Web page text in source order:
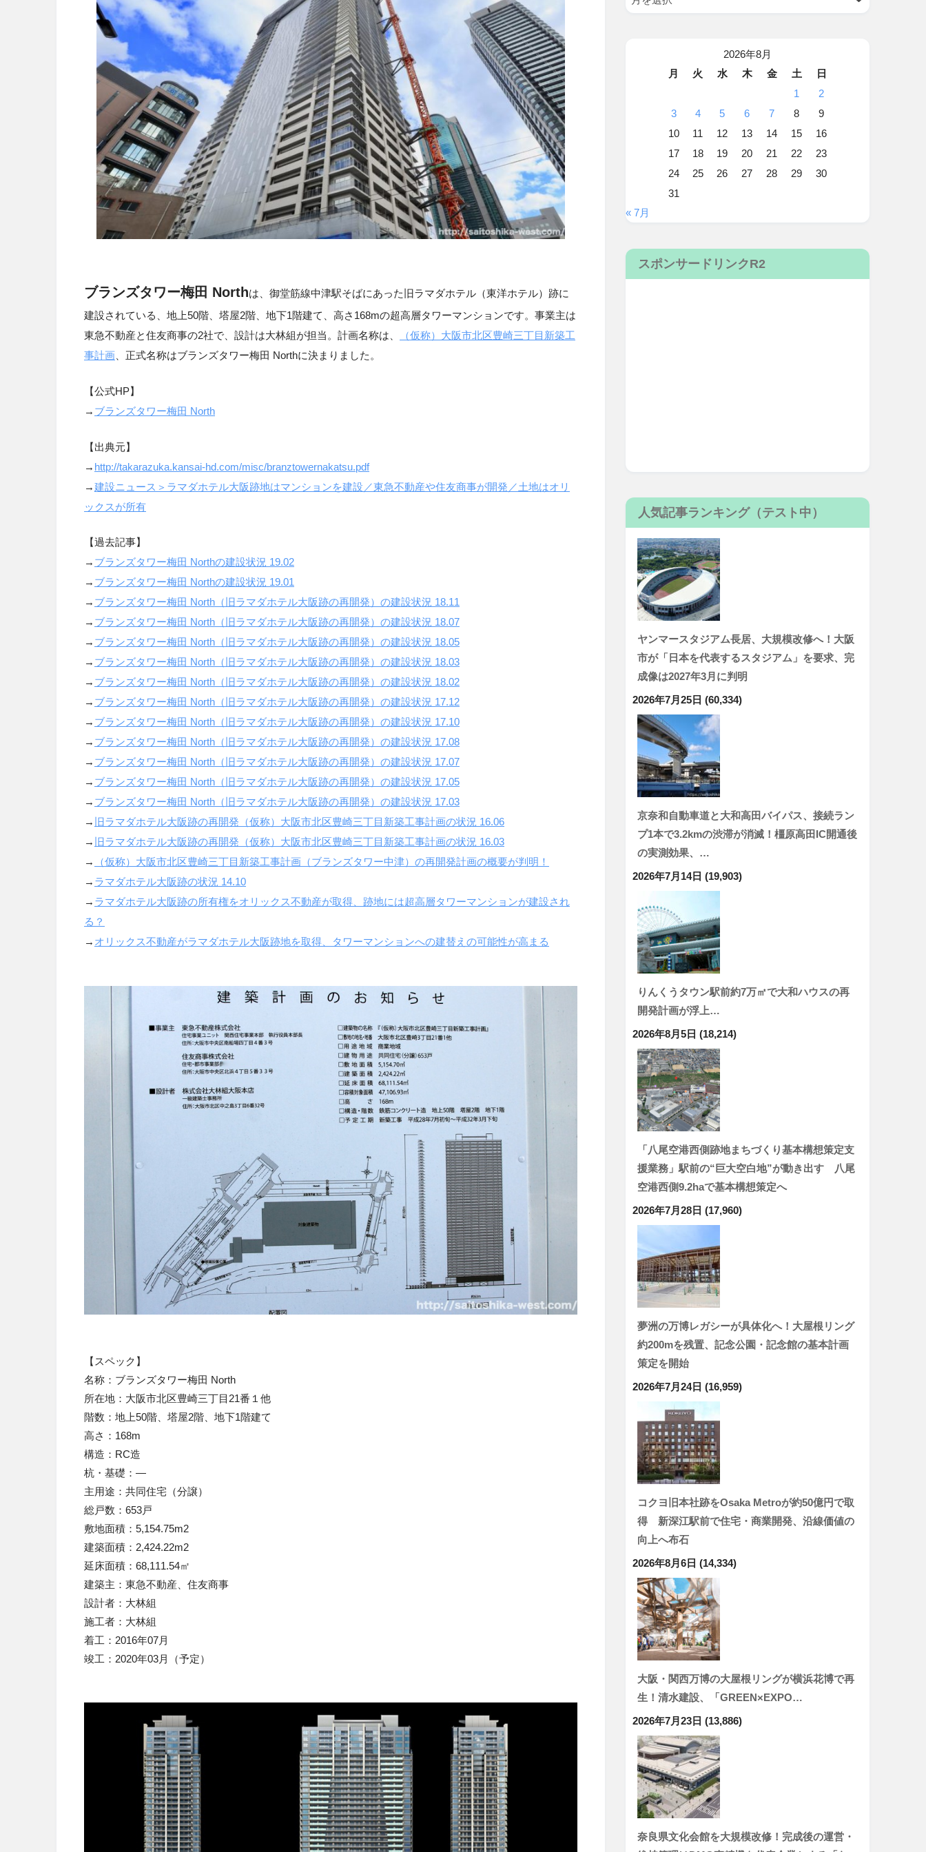
ブランズタワー梅田 Northは、御堂筋線中津駅そばにあった 旧ラマダホテル（東洋ホテル）跡に
建設されている、 地上50階、塔屋2階、地下1階建て、高さ168mの超高層タワーマンションです。事業主は
東急不動産と住友商事の2社で、設計は大林組が担当。計画名称は、
（仮称）大阪市北区豊崎三丁目新築工
事計画 、正式名称はブランズタワー梅田 Northに決まりました。
【公式HP】
→ ブランズタワー梅田 North
【出典元】
→ http://takarazuka.kansai-hd.com/misc/branztowernakatsu.pdf
→建設ニュース＞ラマダホテル大阪跡地はマンションを建設／東急不動産や住友商事が開発／土地はオリ
ックスが所有
【過去記事】
→ ブランズタワー梅田 Northの建設状況 19.02
→ ブランズタワー梅田 Northの建設状況 19.01
→ ブランズタワー梅田 North （旧ラマダホテル大阪跡の再開発）の建設状況 18.11
→ ブランズタワー梅田 North （旧ラマダホテル大阪跡の再開発）の建設状況 18.07
→ ブランズタワー梅田 North （旧ラマダホテル大阪跡の再開発）の建設状況 18.05
→ ブランズタワー梅田 North （旧ラマダホテル大阪跡の再開発）の建設状況 18.03
→ ブランズタワー梅田 North （旧ラマダホテル大阪跡の再開発）の建設状況 18.02
→ ブランズタワー梅田 North （旧ラマダホテル大阪跡の再開発）の建設状況 17.12
→ ブランズタワー梅田 North （旧ラマダホテル大阪跡の再開発）の建設状況 17.10
→ ブランズタワー梅田 North （旧ラマダホテル大阪跡の再開発）の建設状況 17.08
→ ブランズタワー梅田 North （旧ラマダホテル大阪跡の再開発）の建設状況 17.07
→ ブランズタワー梅田 North （旧ラマダホテル大阪跡の再開発）の建設状況 17.05
→ ブランズタワー梅田 North （旧ラマダホテル大阪跡の再開発）の建設状況 17.03
→ 旧ラマダホテル大阪跡の再開発（仮称）大阪市北区豊崎三丁目新築工事計画の状況 16.06
→ 旧ラマダホテル大阪跡の再開発（仮称）大阪市北区豊崎三丁目新築工事計画の状況 16.03
→
（仮称）大阪市北区豊崎三丁目新築工事計画（ブランズタワー中津）の再開発計画の概要が判明！
→ ラマダホテル大阪跡の状況 14.10
→ ラマダホテル大阪跡の所有権をオリックス不動産が取得、跡地には超高層タワーマンションが建設され
る？
→ オリックス不動産がラマダホテル大阪跡地を取得、タワーマンションへの建替えの可能性が高まる
【スペック】
名称：ブランズタワー梅田 North
所在地：大阪市北区豊崎三丁目 21番１他
階数：地上50階、塔屋2階、地下1階建て
高さ： 168m
構造： RC造
杭・基礎： —
主用途：共同住宅（分譲）
総戸数： 653戸
敷地面積： 5,154.75m2
建築面積： 2,424.22m2
延床面積： 68,111.54㎡
建築主：東急不動産、住友商事
設計者：大林組
施工者：大林組
着工： 2016年07月
竣工： 2020年03月（予定）
2026年8月
月
火 水 木 金 土
日
1
2
3
4 5 6 7 8
9
10
11 12 13 14 15
16
17
18 19 20 21 22
23
24
25 26 27 28 29
30
31
« 7月
スポンサードリンクR2
人気記事ランキング（テスト中）
ヤンマースタジアム長居、大規模改修へ！大阪
市が「日本を代表するスタジアム」を要求、完
成像は2027年3月に判明
2026年7月25日 (60,334)
京奈和自動車道と大和高田バイパス、接続ラン
プ1本で3.2kmの渋滞が消滅！橿原高田IC開通後
の実測効果、…
2026年7月14日 (19,903)
りんくうタウン駅前約7万㎡で大和ハウスの再
開発計画が浮上…
2026年8月5日 (18,214)
「八尾空港西側跡地まちづくり基本構想策定支
援業務」駅前の“巨大空白地”が動き出す 八尾
空港西側9.2haで基本構想策定へ
2026年7月28日 (17,960)
夢洲の万博レガシーが具体化へ！大屋根リング
約200mを残置、記念公園・記念館の基本計画
策定を開始
2026年7月24日 (16,959)
コクヨ旧本社跡をOsaka Metroが約50億円で取
得 新深江駅前で住宅・商業開発、沿線価値の
向上へ布石
2026年8月6日 (14,334)
大阪・関西万博の大屋根リングが横浜花博で再
生！清水建設、「GREEN×EXPO…
2026年7月23日 (13,886)
奈良県文化会館を大規模改修！完成後の運営・